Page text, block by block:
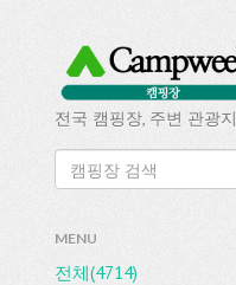
전국 캠핑장, 주변 관광지
MENU
전체(4714)